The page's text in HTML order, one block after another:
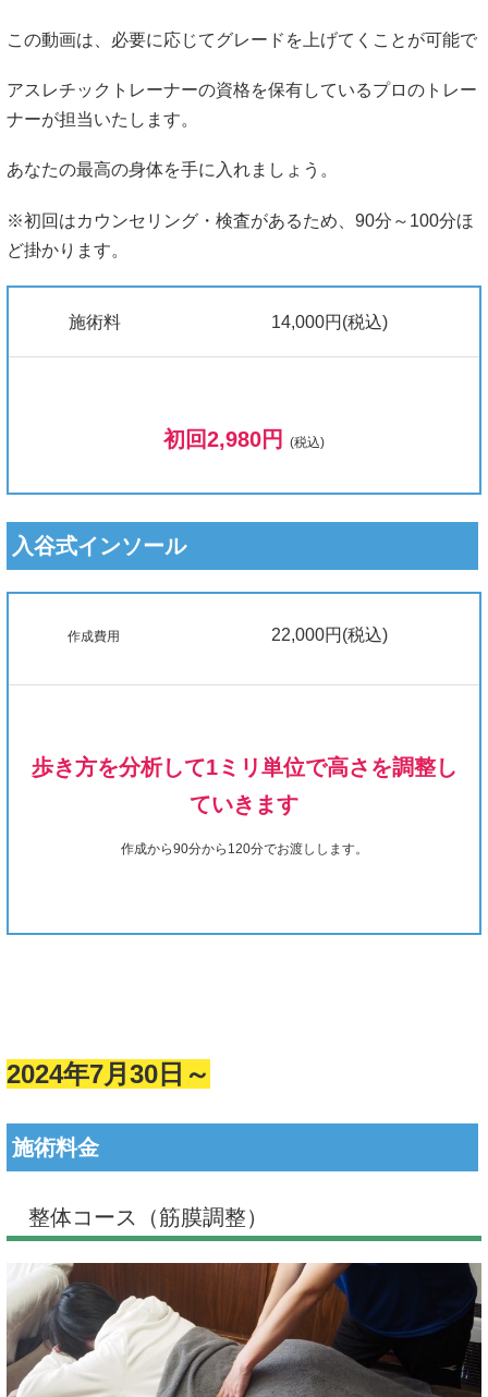
この動画は、必要に応じてグレードを上げてくことが可能で
アスレチックトレーナーの資格を保有しているプロのトレー
ナーが担当いたします。
あなたの最高の身体を手に入れましょう。
※初回はカウンセリング・検査があるため、90分～100分ほ
ど掛かります。
施術料 14,000円(税込)
初回2,980円 (税込)
入谷式インソール
作成費用 22,000円(税込)
歩き方を分析して1ミリ単位で高さを調整し
ていきます
作成から90分から120分でお渡しします。
2024年7月30日～
施術料金
整体コース（筋膜調整）